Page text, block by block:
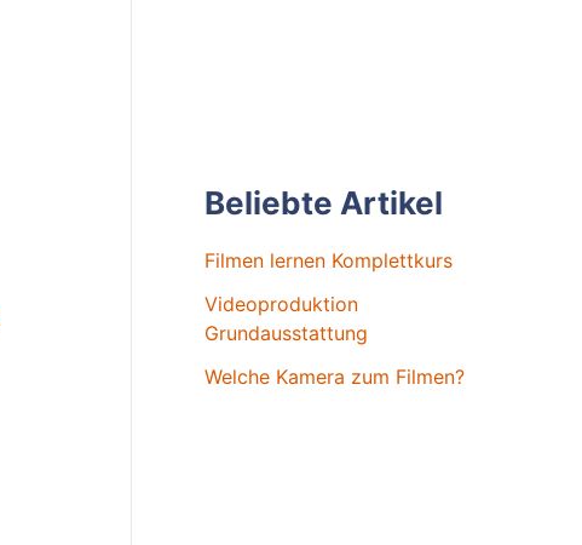
Beliebte Artikel
Filmen lernen Komplettkurs
Videoproduktion
Grundausstattung
Welche Kamera zum Filmen?